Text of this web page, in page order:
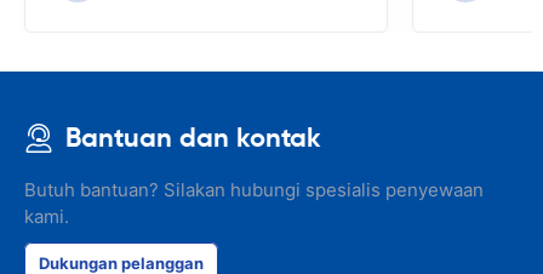
Bantuan dan kontak
Butuh bantuan? Silakan hubungi spesialis penyewaan
kami.
Dukungan pelanggan